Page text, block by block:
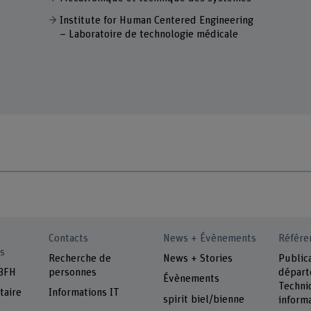
Institute for Human Centered Engineering
– Laboratoire de technologie médicale
Contacts
Recherche de
personnes
Informations IT
News + Évènements
News + Stories
Évènements
spirit biel/bienne